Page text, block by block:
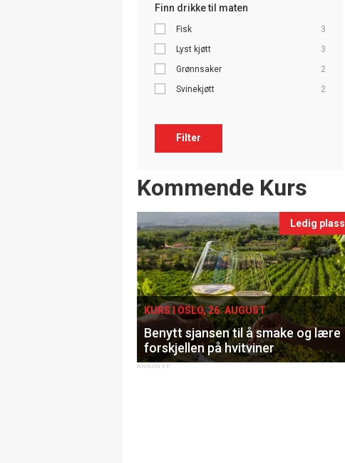
Finn drikke til maten
Fisk
3
Lyst kjøtt
3
Grønnsaker
2
Svinekjøtt
2
Filter
Events
Kommende Kurs
Ledig plass
KURS I OSLO, 26. AUGUST
Benytt sjansen til å smake og lære
forskjellen på hvitviner